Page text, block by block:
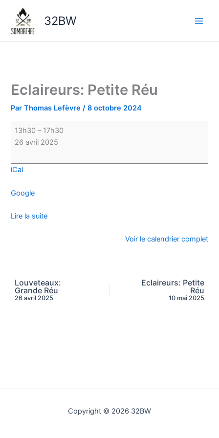
contenu
32BW
Eclaireurs: Petite Réu
ParThomas Lefèvre/8 octobre 2024
Eclaireurs:
Petite
Réu
13h30 – 17h30
26 avril 2025
iCal
Google
Lire la suite
Voir le calendrier complet
Louveteaux:
Grande Réu
26 avril 2025
Eclaireurs: Petite
Réu
10 mai 2025
Copyright © 2026 32BW